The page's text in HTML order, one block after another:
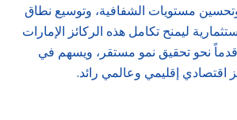
مستويات الشفافية، وتوسيع نطاق
ليمنح تكامل هذه الركائز الإمارات
نحو تحقيق نمو مستقر، ويسهم في
اقتصادي إقليمي وعالمي رائد.